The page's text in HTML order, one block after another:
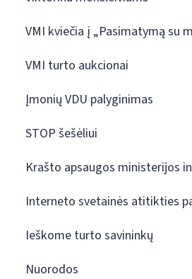
VMI kviečia į „Pasimatymą su
VMI turto aukcionai
Įmonių VDU palyginimas
STOP šešėliui
Krašto apsaugos ministerijos
Interneto svetainės atitikties
Ieškome turto savininkų
Nuorodos